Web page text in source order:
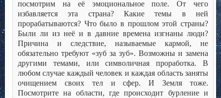
посмотрим на её эмоциональное поле. От чего
избавляется эта страна? Какие темы в ней
прорабатываются? Что было в прошлом этой страны?
Были ли из неё и в давние времена изгнаны люди?
Причина и следствие, называемые кармой, не
обязательно требуют «зуб за зуб». Возможны и замена
другими темами, или символичная проработка. В
любом случае каждый человек и каждая область заняты
очищением своих тел и сфер. И Земля тоже.
Посмотрите на области, где происходит бурление и